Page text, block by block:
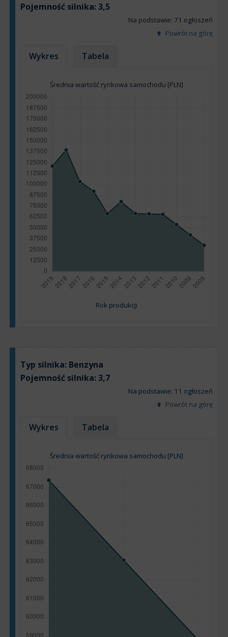
Pojemność silnika:3,5
Na podstawie: 71 ogłoszeń
Powrót na górę
Wykres Tabela
Średnia wartość rynkowa samochodu [PLN]
Rok produkcji
Typ silnika: Benzyna
Pojemność silnika:3,7
Na podstawie: 11 ogłoszeń
Powrót na górę
Wykres Tabela
Średnia wartość rynkowa samochodu [PLN]